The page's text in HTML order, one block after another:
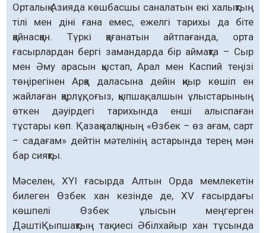
Орталық Азияда көшбасшы саналатын екі халықтың
тілі мен діні ғана емес, ежелгі тарихы да біте
қайнасқан. Түркі қағанатын айтпағанда, орта
ғасырлардан бергі замандарда бір аймақта – Сыр
мен Әму арасын қыстап, Арал мен Каспий теңізі
төңірегінен Арқа даласына дейін қиыр көшіп ен
жайлаған қарлұқ, оғыз, қыпшақ, алшын ұлыстарының
өткен дәуірдегі тарихында енші алыспаған
тұстары көп. Қазақ халқының «Өзбек – өз ағам, сарт
– садағам» дейтін мәтелінің астарында терең мән
бар сияқты.
Мәселен, ХҮІ ғасырда Алтын Орда мемлекетін
билеген Өзбек хан кезінде де, ХV ғасырдағы
көшпелі Өзбек ұлысын меңгерген
ДәштіҚыпшақтың тақ иесі Әбілхайыр хан тұсында